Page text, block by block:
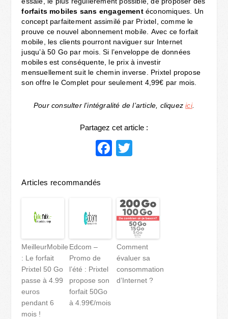
forfaits mobiles sans engagementéconomiques. Un
concept parfaitement assimilé par Prixtel, comme le
prouve ce nouvel abonnement mobile. Avec ce forfait
mobile, les clients pourront naviguer sur Internet
jusqu’à 50 Go par mois. Si l’enveloppe de données
mobiles est conséquente, le prix à investir
mensuellement suit le chemin inverse. Prixtel propose
son offre le Complet pour seulement 4,99€ par mois.
Pour consulter l’intégralité de l’article, cliquezici.
Partagez cet article :
Facebook
Articles recommandés
MeilleurMobile
: Le forfait
Prixtel 50 Go
passe à 4.99
euros
pendant 6
mois !
Edcom –
Promo de
l’été : Prixtel
propose son
forfait 50Go
à 4.99€/mois
Comment
évaluer sa
consommation
d’Internet ?